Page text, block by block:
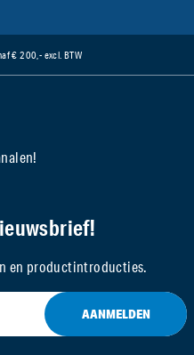
€ 200,- excl. BTW
en productintroducties.
AANMELDEN